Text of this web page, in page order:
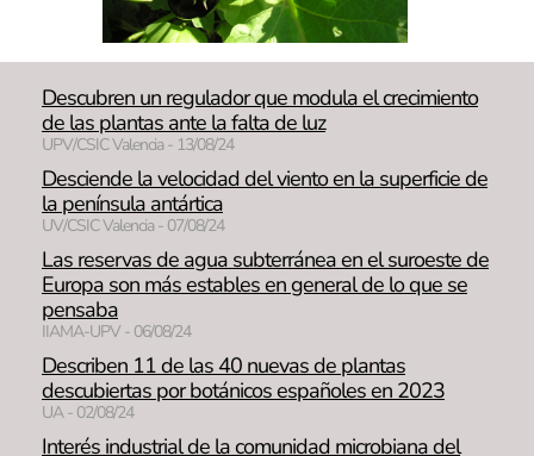
Descubren un regulador que modula el crecimiento
de las plantas ante la falta de luz
UPV/CSIC Valencia - 13/08/24
Desciende la velocidad del viento en la superficie de
la península antártica
UV/CSIC Valencia - 07/08/24
Las reservas de agua subterránea en el suroeste de
Europa son más estables en general de lo que se
pensaba
IIAMA-UPV - 06/08/24
Describen 11 de las 40 nuevas de plantas
descubiertas por botánicos españoles en 2023
UA - 02/08/24
Interés industrial de la comunidad microbiana del